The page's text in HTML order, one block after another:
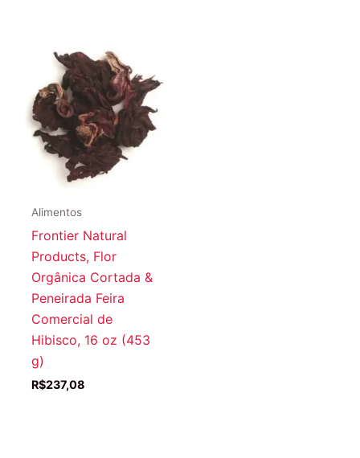
Alimentos
Frontier Natural
Products, Flor
Orgânica Cortada &
Peneirada Feira
Comercial de
Hibisco, 16 oz (453
g)
R$237,08